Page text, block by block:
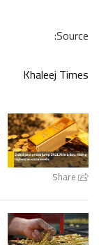
Source:
Khaleej Times
Share